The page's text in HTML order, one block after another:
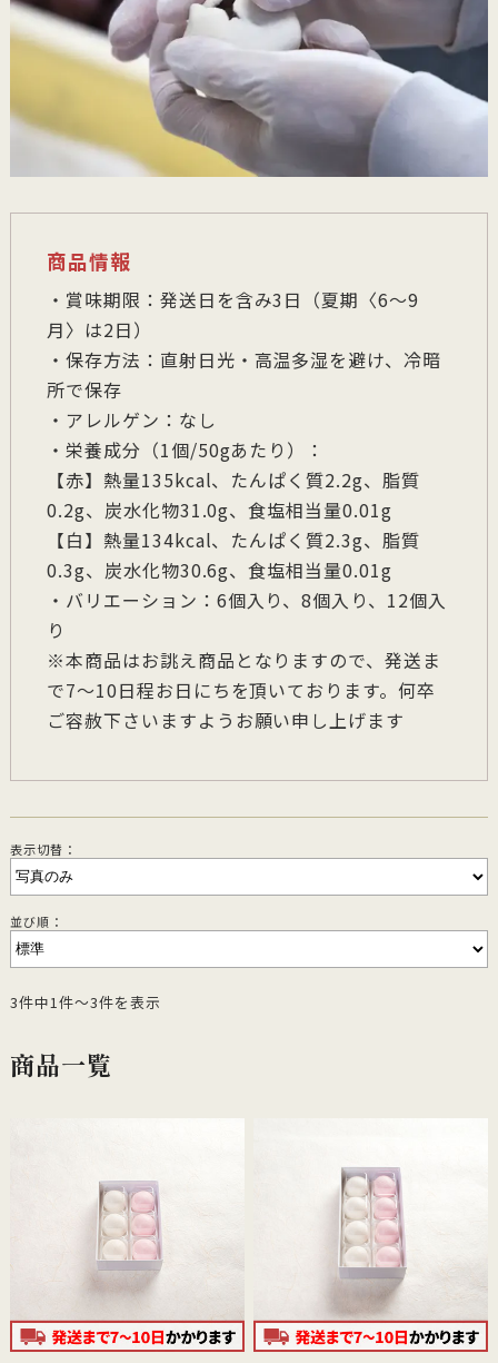
商品情報
・賞味期限：発送日を含み3日（夏期〈6～9
月〉は2日）
・保存方法：直射日光・高温多湿を避け、冷暗
所で保存
・アレルゲン：なし
・栄養成分（1個/50gあたり）：
【赤】熱量135kcal、たんぱく質2.2g、脂質
0.2g、炭水化物31.0g、食塩相当量0.01g
【白】熱量134kcal、たんぱく質2.3g、脂質
0.3g、炭水化物30.6g、食塩相当量0.01g
・バリエーション：6個入り、8個入り、12個入
り
※本商品はお誂え商品となりますので、発送ま
で7～10日程お日にちを頂いております。何卒
ご容赦下さいますようお願い申し上げます
表示切替：
並び順：
3件中1件～3件を表示
商品一覧